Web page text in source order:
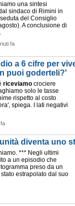
una sintesi
sindaco di Rimini in
del Consiglio
A conclusione di
fa
a 6 cifre per
puoi goderteli?'
riceviamo crociere
solo le tasse
rispetto al costo
spiega. I lati negativi
diventa uno
*** Negli ultimi
a un episodio che
preso da un
estrapolato dal suo